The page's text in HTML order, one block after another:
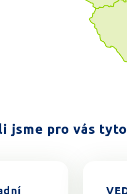
jsme pro vás